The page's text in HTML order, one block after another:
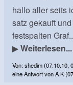
hallo aller seits
satz gekauft
festspalten
▶Weiterlesen...
Von: shedim (07.10.10,
eine Antwort von A K